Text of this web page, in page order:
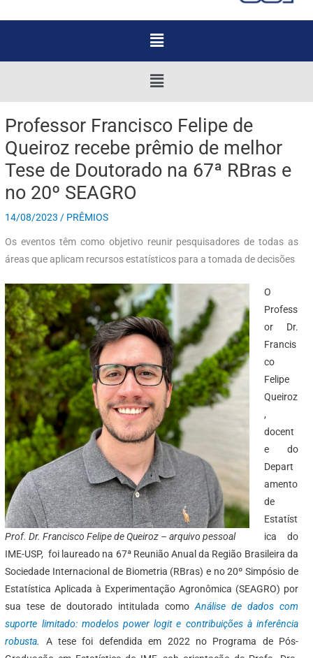
Menu
Menu
Professor Francisco Felipe de
Queiroz recebe prêmio de melhor
Tese de Doutorado na 67ª RBras e
no 20º SEAGRO
14/08/2023 / PRÊMIOS
Os eventos têm como objetivo reunir pesquisadores de todas as
áreas que aplicam recursos estatísticos para a tomada de decisões
Prof. Dr. Francisco Felipe de Queiroz – arquivo pessoal
O
Profess
or Dr.
Francis
co
Felipe
Queiroz
,
docent
e do
Depart
amento
de
Estatíst
ica do
IME-USP, foi laureado na 67ª Reunião Anual da Região Brasileira da
Sociedade Internacional de Biometria (RBras) e no 20º Simpósio de
Estatística Aplicada à Experimentação Agronômica (SEAGRO) por
sua tese de doutorado intitulada comoAnálise de dados com
suporte limitado: modelos power logit e contribuições à inferência
robusta. A tese foi defendida em 2022 no Programa de Pós-